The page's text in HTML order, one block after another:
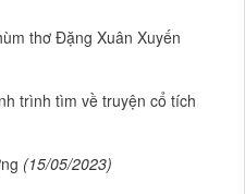
thơ Đặng Xuân Xuyến
trình tìm về truyện cổ tích
(15/05/2023)